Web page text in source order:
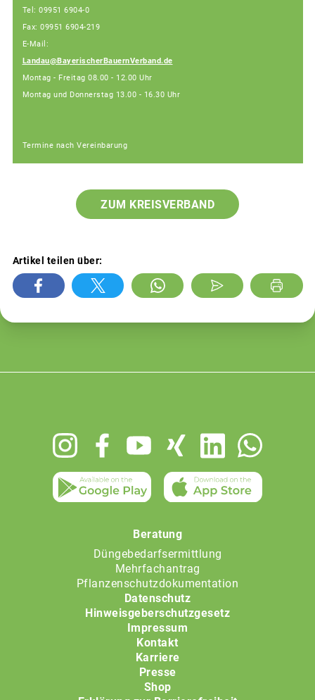
Tel: 09951 6904-0
Fax: 09951 6904-219
E-Mail:
Landau@BayerischerBauernVerband.de
Montag - Freitag 08.00 - 12.00 Uhr
Montag und Donnerstag 13.00 - 16.30 Uhr
Termine nach Vereinbarung
ZUM KREISVERBAND
Artikel teilen über:
Beratung
Düngebedarfsermittlung
Mehrfachantrag
Pflanzenschutzdokumentation
Datenschutz
Hinweisgeberschutzgesetz
Impressum
Kontakt
Karriere
Presse
Shop